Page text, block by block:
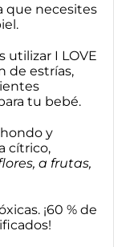
que necesites
utilizar I LOVE
de estrías,
tu bebé.
y
cítrico,
a frutas,
¡60 % de